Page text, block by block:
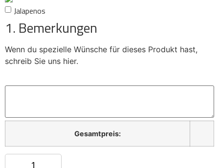
Jalapenos
1. Bemerkungen
Wenn du spezielle Wünsche für dieses Produkt hast,
schreib Sie uns hier.
Gesamtpreis: